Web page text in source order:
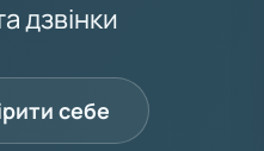
дзвінки
себе